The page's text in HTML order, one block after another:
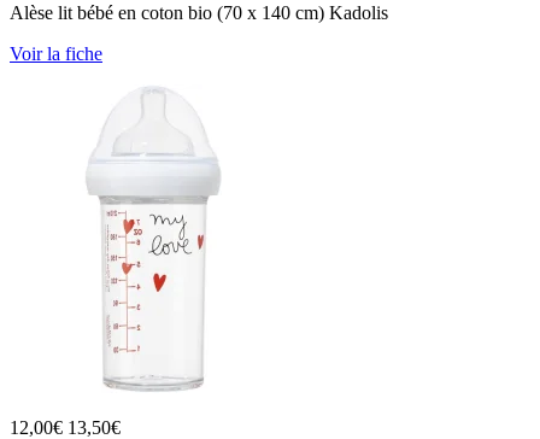
Alèse lit bébé en coton bio (70 x 140 cm) Kadolis
Voir la fiche
12,00€ 13,50€